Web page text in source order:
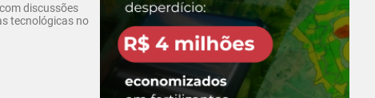
discussões
tecnológicas no